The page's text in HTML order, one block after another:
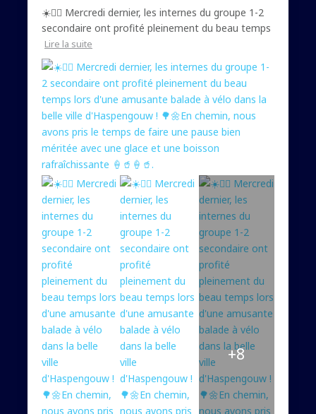
☀️🚴‍♀️ Mercredi dernier, les internes du groupe 1-2
secondaire ont profité pleinement du beau temps
Lire la suite
+8